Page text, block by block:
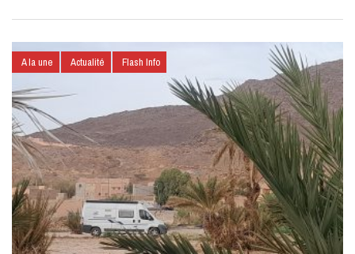
A la une Actualité Flash Info